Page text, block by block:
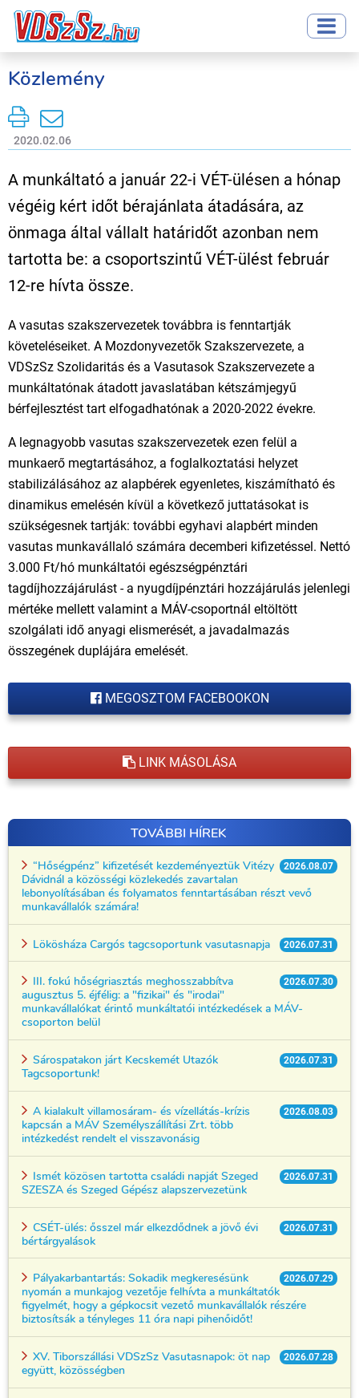
Közlemény
2020.02.06
A munkáltató a január 22-i VÉT-ülésen a hónap
végéig kért időt bérajánlata átadására, az
önmaga által vállalt határidőt azonban nem
tartotta be: a csoportszintű VÉT-ülést február
12-re hívta össze.
A vasutas szakszervezetek továbbra is fenntartják
követeléseiket. A Mozdonyvezetők Szakszervezete, a
VDSzSz Szolidaritás és a Vasutasok Szakszervezete a
munkáltatónak átadott javaslatában kétszámjegyű
bérfejlesztést tart elfogadhatónak a 2020-2022 évekre.
A legnagyobb vasutas szakszervezetek ezen felül a
munkaerő megtartásához, a foglalkoztatási helyzet
stabilizálásához az alapbérek egyenletes, kiszámítható és
dinamikus emelésén kívül a következő juttatásokat is
szükségesnek tartják: további egyhavi alapbért minden
vasutas munkavállaló számára decemberi kifizetéssel. Nettó
3.000 Ft/hó munkáltatói egészségpénztári
tagdíjhozzájárulást - a nyugdíjpénztári hozzájárulás jelenlegi
mértéke mellett valamint a MÁV-csoportnál eltöltött
szolgálati idő anyagi elismerését, a javadalmazás
összegének duplájára emelését.
MEGOSZTOM FACEBOOKON
LINK MÁSOLÁSA
TOVÁBBI HÍREK
2026.08.07
“Hőségpénz” kifizetését kezdeményeztük Vitézy
Dávidnál a közösségi közlekedés zavartalan
lebonyolításában és folyamatos fenntartásában részt vevő
munkavállalók számára!
2026.07.31
Lökösháza Cargós tagcsoportunk vasutasnapja
2026.07.30
III. fokú hőségriasztás meghosszabbítva
augusztus 5. éjfélig: a "fizikai" és "irodai"
munkavállalókat érintő munkáltatói intézkedések a MÁV-
csoporton belül
2026.07.31
Sárospatakon járt Kecskemét Utazók
Tagcsoportunk!
2026.08.03
A kialakult villamosáram- és vízellátás-krízis
kapcsán a MÁV Személyszállítási Zrt. több
intézkedést rendelt el visszavonásig
2026.07.31
Ismét közösen tartotta családi napját Szeged
SZESZA és Szeged Gépész alapszervezetünk
2026.07.31
CSÉT-ülés: ősszel már elkezdődnek a jövő évi
bértárgyalások
2026.07.29
Pályakarbantartás: Sokadik megkeresésünk
nyomán a munkajog vezetője felhívta a munkáltatók
figyelmét, hogy a gépkocsit vezető munkavállalók részére
biztosítsák a tényleges 11 óra napi pihenőidőt!
2026.07.28
XV. Tiborszállási VDSzSz Vasutasnapok: öt nap
együtt, közösségben